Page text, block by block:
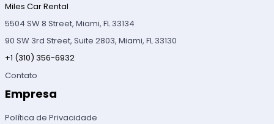
Miles Car Rental
5504 SW 8 Street, Miami, FL 33134
90 SW 3rd Street, Suite 2803, Miami, FL 33130
+1 (310) 356-6932
Contato
Empresa
Política de Privacidade